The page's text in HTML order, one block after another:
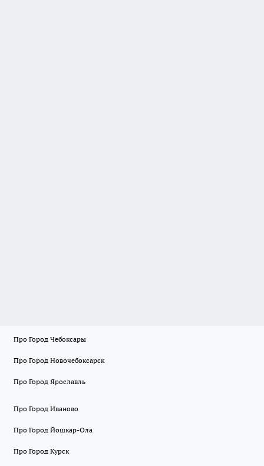
Про Город Чебоксары
Про Город Новочебоксарск
Про Город Ярославль
Про Город Иваново
Про Город Йошкар-Ола
Про Город Курск